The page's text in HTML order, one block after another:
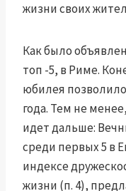
жизни своих
Как было
топ -5, в Риме.
юбилея
года. Тем не
идет дальше:
среди первых 5 в
индексе
жизни (п. 4),